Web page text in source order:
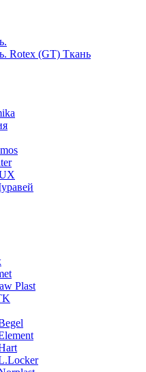
Rotex (GT) Ткань
Plast